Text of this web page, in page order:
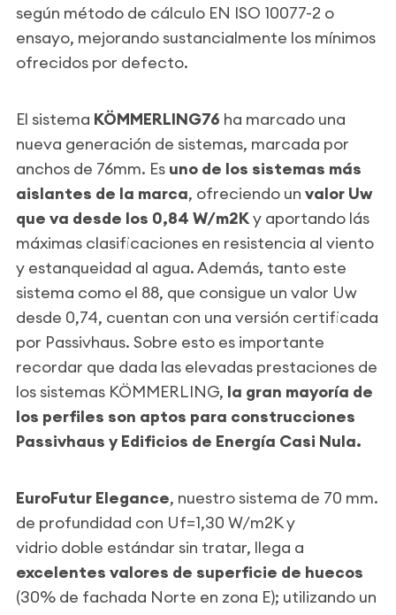
según método de cálculo EN ISO 10077-2 o
ensayo, mejorando sustancialmente los mínimos
ofrecidos por defecto.
El sistema KÖMMERLING76 ha marcado una
nueva generación de sistemas, marcada por
anchos de 76mm. Es uno de los sistemas más
aislantes de la marca, ofreciendo un valor Uw
que va desde los 0,84 W/m2Ky aportando lás
máximas clasificaciones en resistencia al viento
y estanqueidad al agua. Además, tanto este
sistema como el 88, que consigue un valor Uw
desde 0,74, cuentan con una versión certificada
por Passivhaus. Sobre esto es importante
recordar que dada las elevadas prestaciones de
los sistemas KÖMMERLING, la gran mayoría de
los perfiles son aptos para construcciones
Passivhaus y Edificios de Energía Casi Nula.
EuroFutur Elegance, nuestro sistema de 70 mm.
de profundidad con Uf=1,30 W/m2K y
vidrio doble estándar sin tratar, llega a
excelentes valores de superficie de huecos
(30% de fachada Norte en zona E); utilizando un